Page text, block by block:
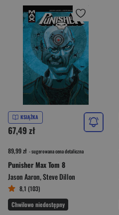
KSIĄŻKA
67,49 zł
89,99 zł - sugerowana cena detaliczna
Punisher Max Tom 8
Jason Aaron,Steve Dillon
8,1 (103)
Chwilowo niedostępny